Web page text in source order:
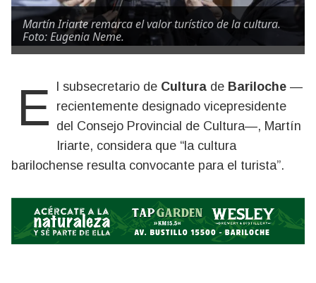
Martín Iriarte remarca el valor turístico de la cultura.
Foto: Eugenia Neme.
El subsecretario de Cultura de Bariloche —
recientemente designado vicepresidente
del Consejo Provincial de Cultura—, Martín
Iriarte, considera que “la cultura
barilochense resulta convocante para el turista”.